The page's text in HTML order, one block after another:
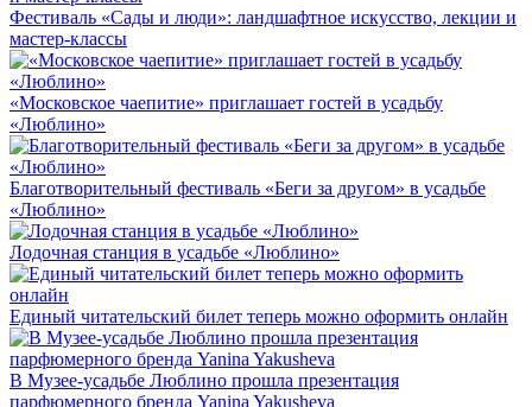
Фестиваль «Сады и люди»: ландшафтное искусство, лекции и
мастер-классы
«Московское чаепитие» приглашает гостей в усадьбу
«Люблино»
Благотворительный фестиваль «Беги за другом» в усадьбе
«Люблино»
Лодочная станция в усадьбе «Люблино»
Единый читательский билет теперь можно оформить онлайн
В Музее-усадьбе Люблино прошла презентация
парфюмерного бренда Yanina Yakusheva